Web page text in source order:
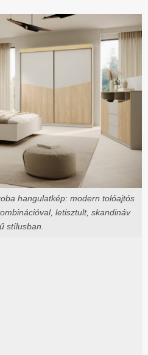
hangulatkép: modern tolóajtós
letisztult, skandináv
stílusban.